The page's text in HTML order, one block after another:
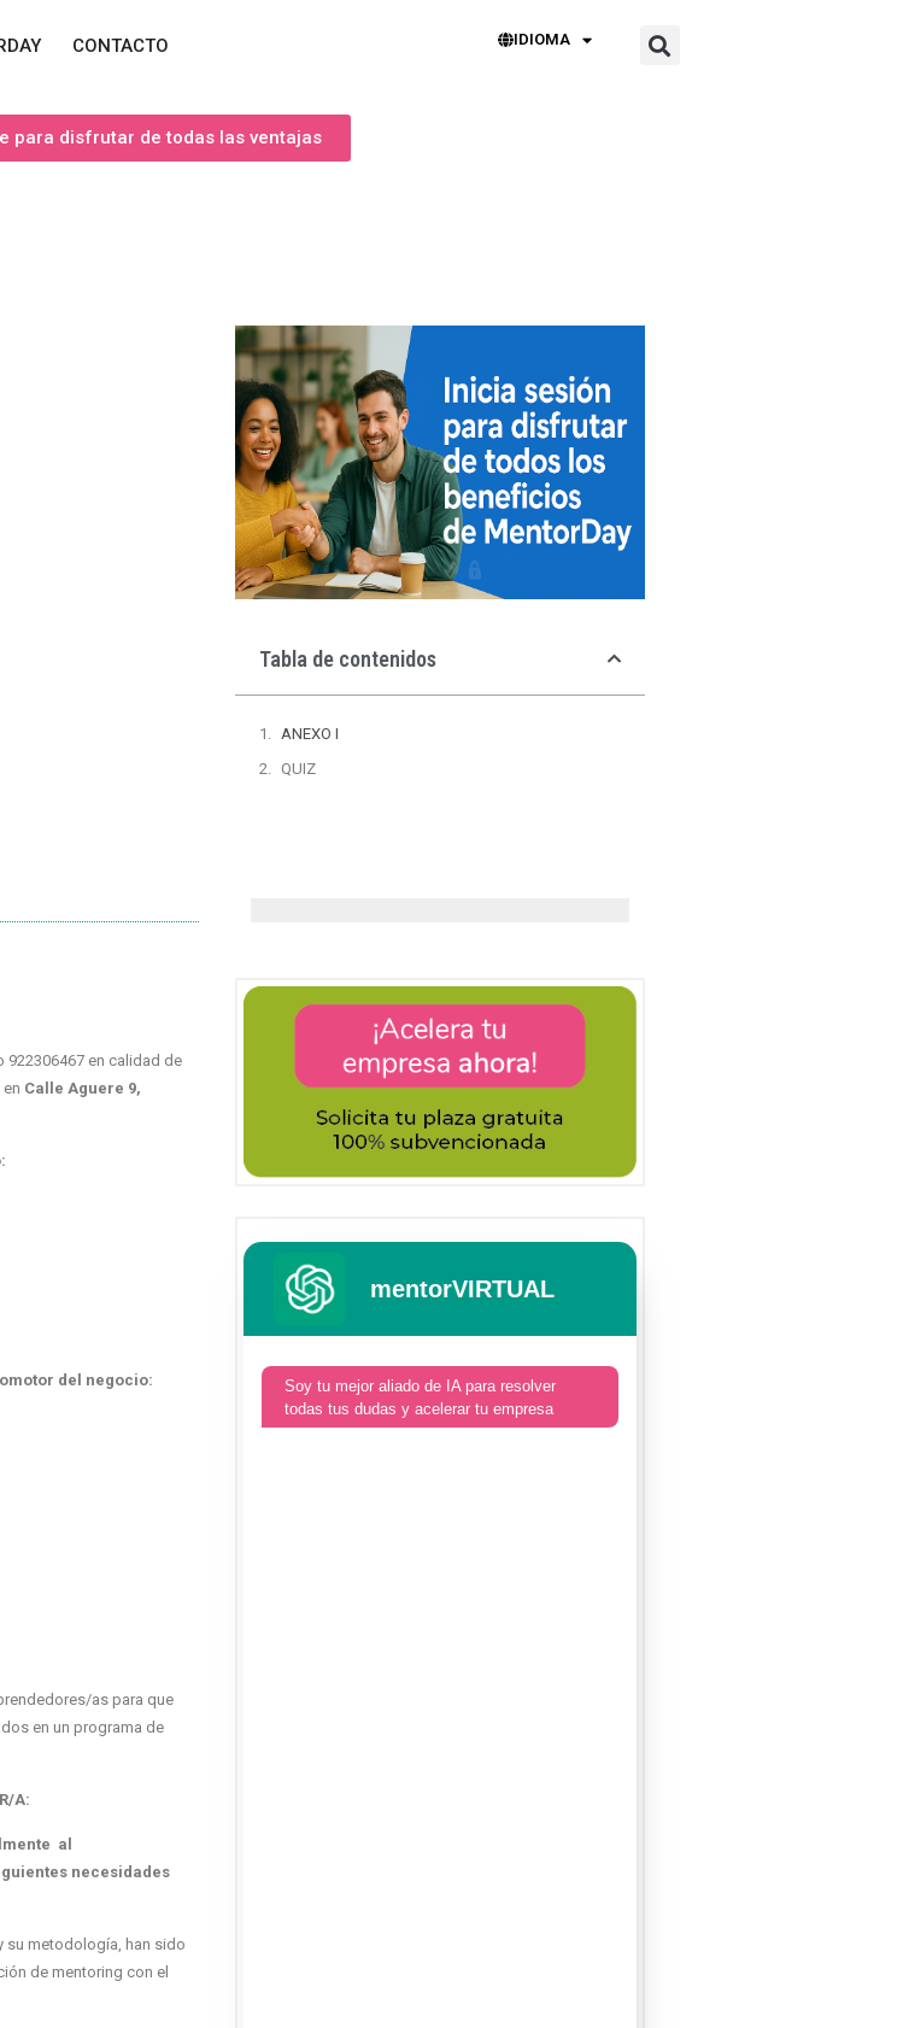
CONTACTO IDIOMA
para disfrutar de todas las ventajas
922306467 en calidad de
Calle Aguere 9,
del negocio:
as para que
en un programa de
A:
al
su metodología, han sido
de mentoring con el
Tabla de contenidos
ANEXO I
QUIZ
mentorVIRTUAL
Soy tu mejor aliado de IA para resolver
todas tus dudas y acelerar tu empresa